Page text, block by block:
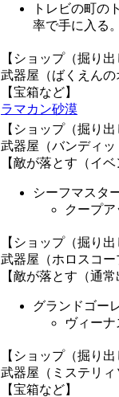
トレビの町の
率で手に入る。
【ショップ（掘り出
武器屋（ばくえん
【宝箱など】
ラマカン砂漠
【ショップ（掘り出
武器屋（バンディ
【敵が落とす（イベ
シーフマスタ
クープア
【ショップ（掘り出
武器屋（ホロスコ
【敵が落とす（通常
グランドゴー
ヴィー
【ショップ（掘り出
武器屋（ミステリ
【宝箱など】